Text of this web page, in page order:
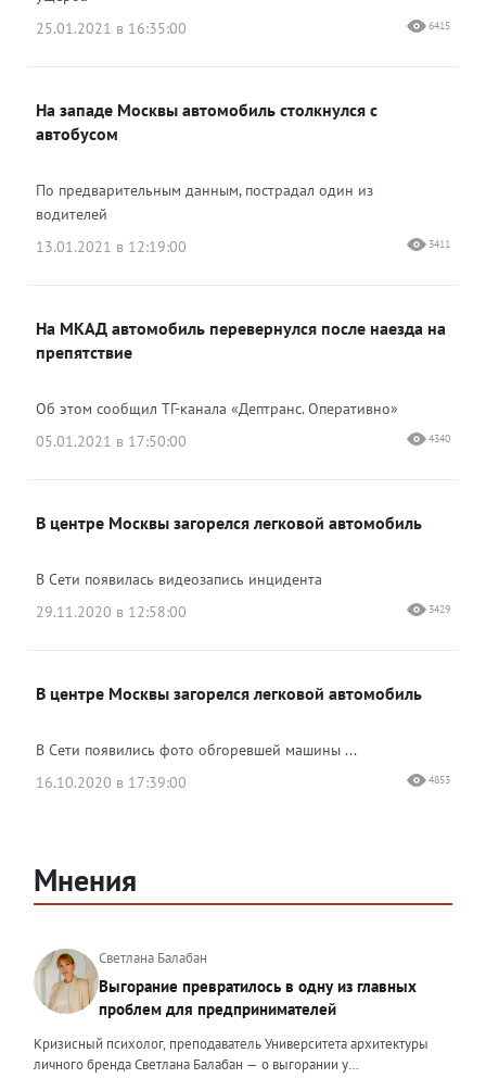
25.01.2021 в 16:35:00
6415
На западе Москвы автомобиль столкнулся с
автобусом
По предварительным данным, пострадал один из
водителей
13.01.2021 в 12:19:00
3411
На МКАД автомобиль перевернулся после наезда на
препятствие
Об этом сообщил ТГ-канала «Дептранс. Оперативно»
05.01.2021 в 17:50:00
4340
В центре Москвы загорелся легковой автомобиль
В Сети появилась видеозапись инцидента
29.11.2020 в 12:58:00
3429
В центре Москвы загорелся легковой автомобиль
В Сети появились фото обгоревшей машины ...
16.10.2020 в 17:39:00
4853
Мнения
Светлана Балабан
Выгорание превратилось в одну из главных
проблем для предпринимателей
Кризисный психолог, преподаватель Университета архитектуры
личного бренда Светлана Балабан — о выгорании у